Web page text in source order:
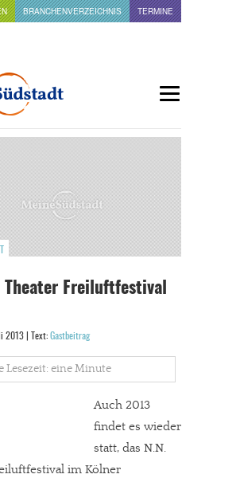
BRANCHENVERZEICHNIS TERMINE
Theater Freiluftfestival
2013 | Text: Gastbeitrag
Lesezeit: eine Minute
Auch 2013
findet es wieder
statt, das N.N.
im Kölner